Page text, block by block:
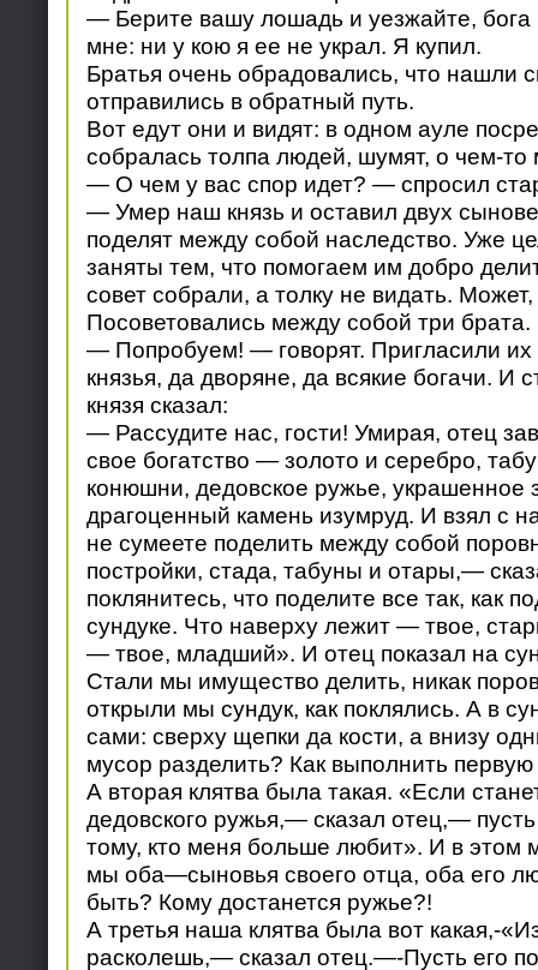
— Берите вашу лошадь и уезжайте, бога
мне: ни у кою я ее не украл. Я купил.
Братья очень обрадовались, что нашли
отправились в обратный путь.
Вот едут они и видят: в одном ауле
собралась толпа людей, шумят, о чем-то
— О чем у вас спор идет? — спросил
— Умер наш князь и оставил двух
поделят между собой наследство. Уже
заняты тем, что помогаем им добро
совет собрали, а толку не видать.
Посоветовались между собой три брата.
— Попробуем! — говорят. Пригласили их
князья, да дворяне, да всякие богачи. И
князя сказал:
— Рассудите нас, гости! Умирая, отец
свое богатство — золото и серебро,
конюшни, дедовское ружье, украшенное
драгоценный камень изумруд. И взял с
не сумеете поделить между собой
постройки, стада, табуны и отары,—
поклянитесь, что поделите все так, как
сундуке. Что наверху лежит — твое,
— твое, младший». И отец показал на
Стали мы имущество делить, никак
открыли мы сундук, как поклялись. А в
сами: сверху щепки да кости, а внизу
мусор разделить? Как выполнить первую
А вторая клятва была такая. «Если
дедовского ружья,— сказал отец,—
тому, кто меня больше любит». И в этом
мы оба—сыновья своего отца, оба его
быть? Кому достанется ружье?!
А третья наша клятва была вот какая,-
расколешь,— сказал отец.—-Пусть его